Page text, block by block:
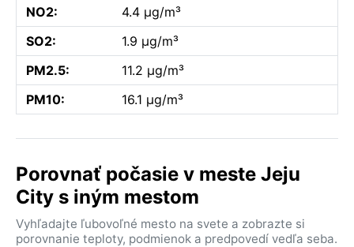
NO2:
4.4 µg/m³
SO2:
1.9 µg/m³
PM2.5:
11.2 µg/m³
PM10:
16.1 µg/m³
Porovnať počasie v meste Jeju
City s iným mestom
Vyhľadajte ľubovoľné mesto na svete a zobrazte si
porovnanie teploty, podmienok a predpovedí vedľa seba.